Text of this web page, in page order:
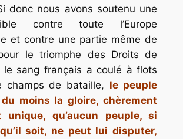
donc nous avons soutenu une
contre toute l’Europe
et contre une partie même de
le triomphe des Droits de
le sang français a coulé à flots
champs de bataille, le peuple
moins la gloire, chèrement
unique, qu’aucun peuple, si
soit, ne peut lui disputer,